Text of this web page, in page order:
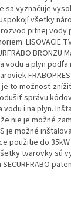
sa vyznačuje
všetky
pitnej vody
LISOVACIE
BRONZU
a plyn podľa
to možnosť
správu
i na plyn.
nie je možné
je možné
použitie do 35kW
tvarovky sú